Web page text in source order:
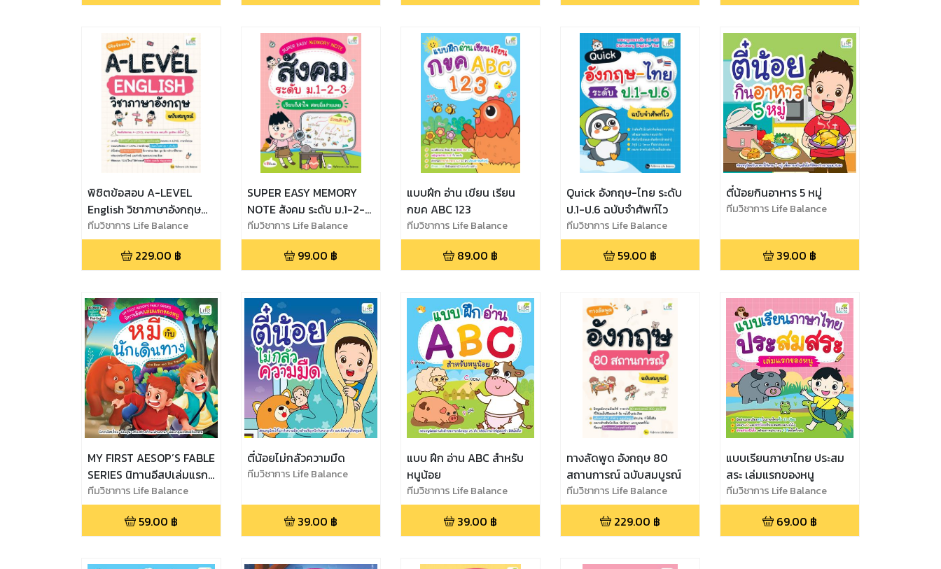
พิชิตข้อสอบ A-LEVEL
English วิชาภาษาอังกฤษ
ฉบับสมบูรณ์
ทีมวิชาการ Life Balance
229.00 ฿
SUPER EASY MEMORY
NOTE สังคม ระดับ ม.1-2-3
เรียนก็เข้าใจ สอบยิ่งง่ายเลย
ทีมวิชาการ Life Balance
99.00 ฿
แบบฝึก อ่าน เขียน เรียน
กขค ABC 123
ทีมวิชาการ Life Balance
89.00 ฿
Quick อังกฤษ-ไทย ระดับ
ป.1-ป.6 ฉบับจำศัพท์ไว
ทีมวิชาการ Life Balance
59.00 ฿
ตี๋น้อยกินอาหาร 5 หมู่
ทีมวิชาการ Life Balance
39.00 ฿
MY FIRST AESOP’S FABLE
SERIES นิทานอีสปเล่มแรก
ของหนู หมีกับนักเดินทาง
The Bear and The
Travelers
ทีมวิชาการ Life Balance
59.00 ฿
ตี๋น้อยไม่กลัวความมืด
ทีมวิชาการ Life Balance
39.00 ฿
แบบ ฝึก อ่าน ABC สำหรับ
หนูน้อย
ทีมวิชาการ Life Balance
39.00 ฿
ทางลัดพูด อังกฤษ 80
สถานการณ์ ฉบับสมบูรณ์
ทีมวิชาการ Life Balance
229.00 ฿
แบบเรียนภาษาไทย ประสม
สระ เล่มแรกของหนู
ทีมวิชาการ Life Balance
69.00 ฿